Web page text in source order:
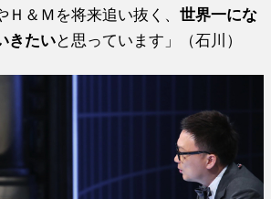
Ｈ＆Ｍを将来追い抜く、世界一にな
きたいと思っています」（石川）